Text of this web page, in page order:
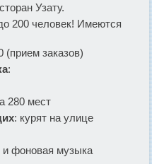
Узату.
200 человек! Имеются
(прием заказов)
:
280 мест
: курят на улице
и фоновая музыка